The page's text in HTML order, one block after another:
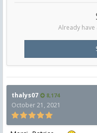
Already have
thalys07 8,174
October 21, 2021